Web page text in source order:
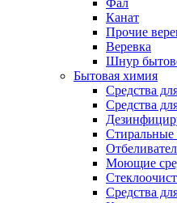
Фал
Канат
Прочие
Веревка
Шнур
Бытовая химия
Средства
Средства
Моющие
Средства